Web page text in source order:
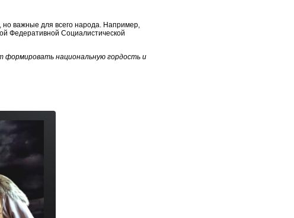
но важные для всего народа. Например,
Федеративной Социалистической
формировать национальную гордость и